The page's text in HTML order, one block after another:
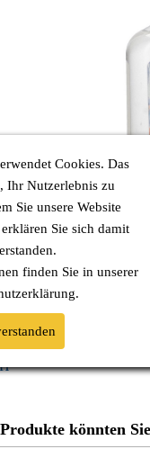
raue Brise weht
könnten
Cookies. Das
Ihr Nutzerlebnis zu
Sie unsere Website
Sie sich damit
finden Sie in unserer
erklärung.